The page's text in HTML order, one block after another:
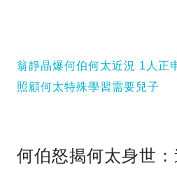
翁靜晶爆何伯何太近況 1人正
照顧何太特殊學習需要兒子
何伯怒揭何太身世